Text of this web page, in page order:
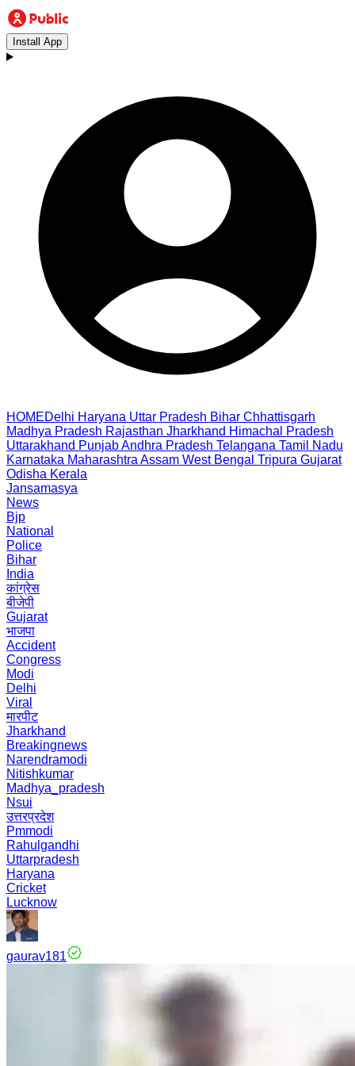
Install App
HOMEDelhi Haryana Uttar Pradesh Bihar Chhattisgarh
Madhya Pradesh Rajasthan Jharkhand Himachal Pradesh
Uttarakhand PunjabAndhra Pradesh Telangana Tamil Nadu
Karnataka Maharashtra Assam West Bengal Tripura Gujarat
Odisha Kerala
Jansamasya
News
Bjp
National
Police
Bihar
India
कांग्रेस
बीजेपी
Gujarat
भाजपा
Accident
Congress
Modi
Delhi
Viral
मारपीट
Jharkhand
Breakingnews
Narendramodi
Nitishkumar
Madhya_pradesh
Nsui
उत्तरप्रदेश
Pmmodi
Rahulgandhi
Uttarpradesh
Haryana
Cricket
Lucknow
gaurav181